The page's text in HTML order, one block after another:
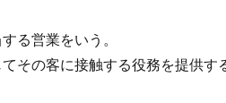
る営業をいう。
その客に接触する役務を提供す